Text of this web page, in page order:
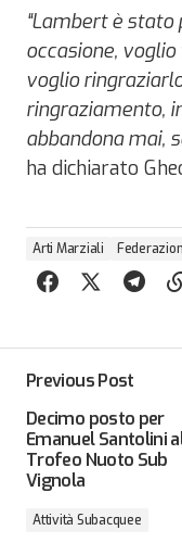
“Lambert è stato
occasione,
voglio
ringraziamento,
abbandona mai,
ha dichiarato
Arti Marziali
Previous Post
Decimo posto per
Emanuel Santolini
Trofeo Nuoto Sub
Vignola
Attività Subacquee